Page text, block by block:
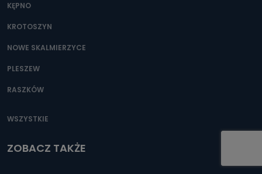
KĘPNO
KROTOSZYN
NOWE SKALMIERZYCE
PLESZEW
RASZKÓW
WSZYSTKIE
ZOBACZ TAKŻE